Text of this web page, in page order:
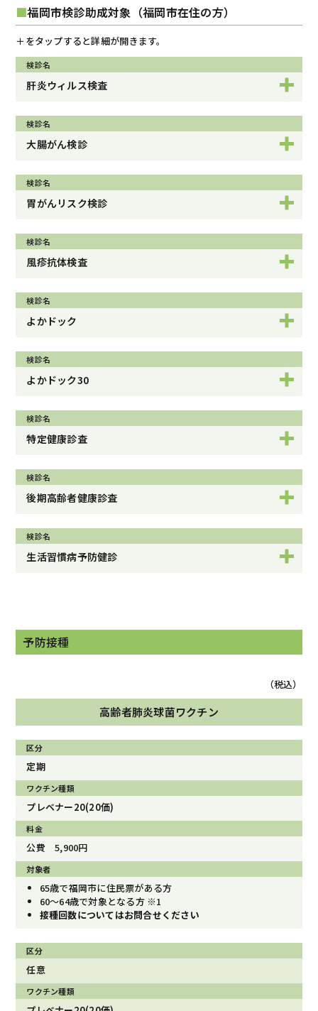
福岡市検診助成対象（福岡市在住の方）
＋をタップすると詳細が開きます。
検診名
肝炎ウィルス検査
検診名
大腸がん検診
検診名
胃がんリスク検診
検診名
風疹抗体検査
検診名
よかドック
検診名
よかドック30
検診名
特定健康診査
検診名
後期高齢者健康診査
検診名
生活習慣病予防健診
予防接種
（税込）
高齢者肺炎球菌ワクチン
定期
プレベナー20(20価)
公費 5,900円
65歳で福岡市に住民票がある方
60〜64歳で対象となる方 ※1
接種回数についてはお問合せください
任意